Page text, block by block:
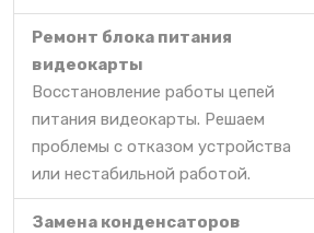
Ремонт блока питания
видеокарты
Восстановление работы цепей
питания видеокарты. Решаем
проблемы с отказом устройства
или нестабильной работой.
Замена конденсаторов